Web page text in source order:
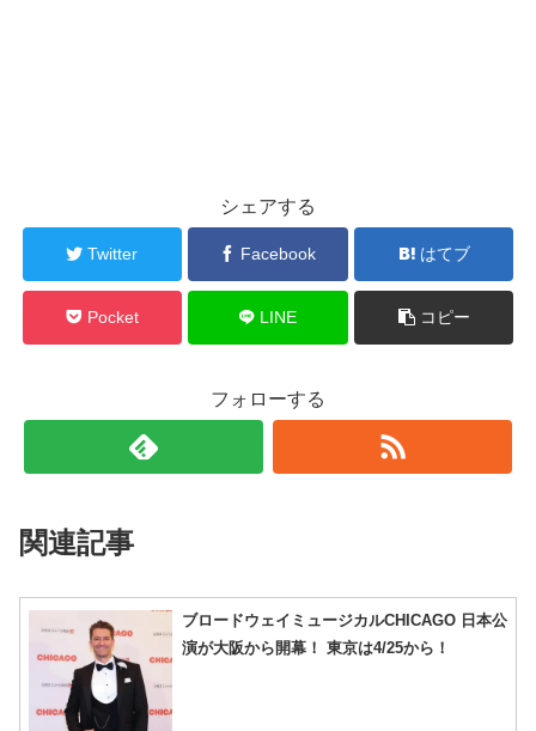
シェアする
Twitter Facebook はてブ
Pocket LINE コピー
フォローする
関連記事
ブロードウェイミュージカルCHICAGO 日本公
演が大阪から開幕！ 東京は4/25から！